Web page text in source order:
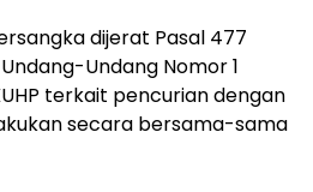
dijerat Pasal 477
Undang Nomor 1
terkait pencurian dengan
secara bersama-sama